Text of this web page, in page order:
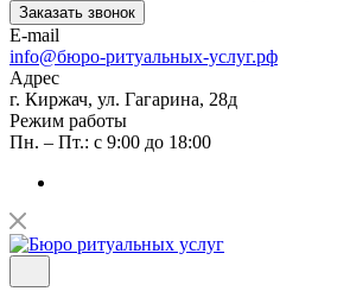
Заказать звонок
E-mail
info@бюро-ритуальных-услуг.рф
Адрес
г. Киржач, ул. Гагарина, 28д
Режим работы
Пн. – Пт.: с 9:00 до 18:00